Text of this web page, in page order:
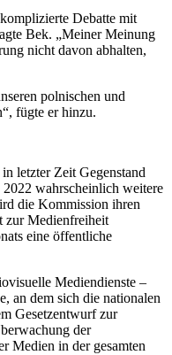
Debatte mit
Bek. „Meiner Meinung
nicht davon abhalten,
polnischen und
fügte er hinzu.
letzter Zeit Gegenstand
wahrscheinlich weitere
die Kommission ihren
zur Medienfreiheit
eine öffentliche
Mediendienste –
an dem sich die nationalen
Gesetzentwurf zur
der
Medien in der gesamten